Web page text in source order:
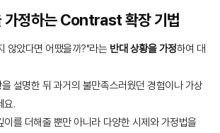
가정하는 Contrast 확장 기법
않았다면 어땠을까?"라는 반대 상황을 가정하여 대
설명한 뒤 과거의 불만족스러웠던 경험이나 가상
요.
이를 더해줄 뿐만 아니라 다양한 시제와 가정법을